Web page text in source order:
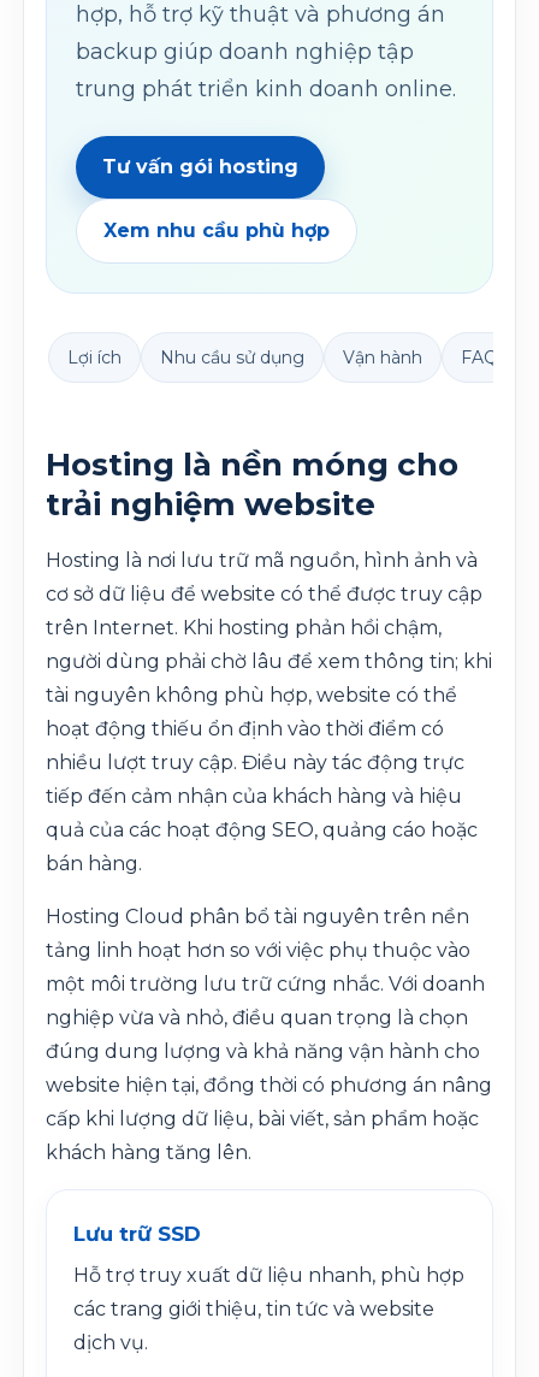
hợp, hỗ trợ kỹ thuật và phương án
backup giúp doanh nghiệp tập
trung phát triển kinh doanh online.
Tư vấn gói hosting
Xem nhu cầu phù hợp
Lợi ích Nhu cầu sử dụng Vận hành FAQ
Hosting là nền móng cho
trải nghiệm website
Hosting là nơi lưu trữ mã nguồn, hình ảnh và
cơ sở dữ liệu để website có thể được truy cập
trên Internet. Khi hosting phản hồi chậm,
người dùng phải chờ lâu để xem thông tin; khi
tài nguyên không phù hợp, website có thể
hoạt động thiếu ổn định vào thời điểm có
nhiều lượt truy cập. Điều này tác động trực
tiếp đến cảm nhận của khách hàng và hiệu
quả của các hoạt động SEO, quảng cáo hoặc
bán hàng.
Hosting Cloud phân bổ tài nguyên trên nền
tảng linh hoạt hơn so với việc phụ thuộc vào
một môi trường lưu trữ cứng nhắc. Với doanh
nghiệp vừa và nhỏ, điều quan trọng là chọn
đúng dung lượng và khả năng vận hành cho
website hiện tại, đồng thời có phương án nâng
cấp khi lượng dữ liệu, bài viết, sản phẩm hoặc
khách hàng tăng lên.
Lưu trữ SSD
Hỗ trợ truy xuất dữ liệu nhanh, phù hợp
các trang giới thiệu, tin tức và website
dịch vụ.